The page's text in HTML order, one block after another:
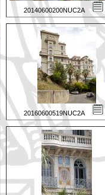
20140600200NUC2A
20160600519NUC2A